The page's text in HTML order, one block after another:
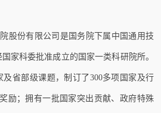
股份有限公司是国务院下属中国通用技
家科委批准成立的国家一类科研院所。
及省部级课题，制订了300多项国家及行
励；拥有一批国家突出贡献、政府特殊